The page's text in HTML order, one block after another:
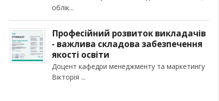
облік
Професійний розвиток викладачів
- важлива складова забезпечення
якості освіти
Доцент кафедри менеджменту та маркетингу
Вікторія